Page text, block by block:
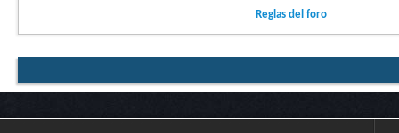
Reglas del foro